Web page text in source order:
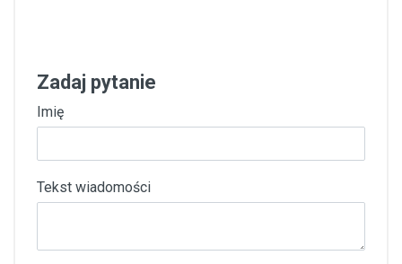
Zadaj pytanie
Imię
Tekst wiadomości